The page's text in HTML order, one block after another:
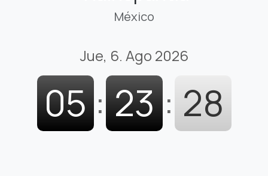
México
Jue, 6. Ago 2026
05 : 23 : 30